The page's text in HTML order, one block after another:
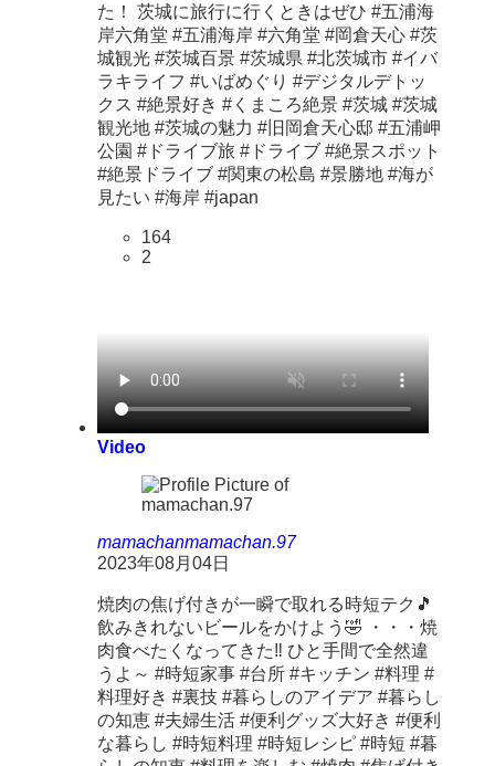
た！ 茨城に旅行に行くときはぜひ #五浦海
岸六角堂 #五浦海岸 #六角堂 #岡倉天心 #茨
城観光 #茨城百景 #茨城県 #北茨城市 #イバ
ラキライフ #いばめぐり #デジタルデトッ
クス #絶景好き #くまころ絶景 #茨城 #茨城
観光地 #茨城の魅力 #旧岡倉天心邸 #五浦岬
公園 #ドライブ旅 #ドライブ #絶景スポット
#絶景ドライブ #関東の松島 #景勝地 #海が
見たい #海岸 #japan
164
2
Video
mamachanmamachan.97
2023年08月04日
焼肉の焦げ付きが一瞬で取れる時短テク🎵
飲みきれないビールをかけよう🤣 ・・・焼
肉食べたくなってきた‼ ひと手間で全然違
うよ～ #時短家事 #台所 #キッチン #料理 #
料理好き #裏技 #暮らしのアイデア #暮らし
の知恵 #夫婦生活 #便利グッズ大好き #便利
な暮らし #時短料理 #時短レシピ #時短 #暮